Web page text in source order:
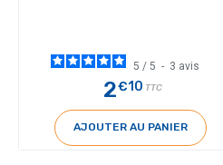
5 / 5 - 3 avis
2€10 TTC
AJOUTER AU PANIER